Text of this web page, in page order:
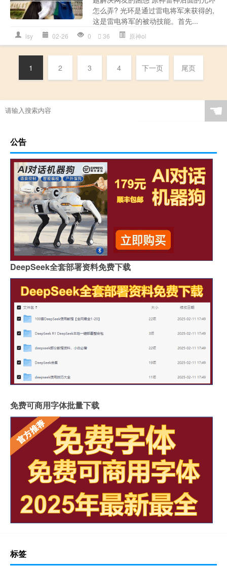
怎么弄? 光环是通过雷电将军来获得的,
这是雷电将军的被动技能。首先...
lsy 02-26 0 36 原神ol
1 2 3 4 下一页 尾页
☚
公告
DeepSeek全套部署资料免费下载
免费可商用字体批量下载
标签